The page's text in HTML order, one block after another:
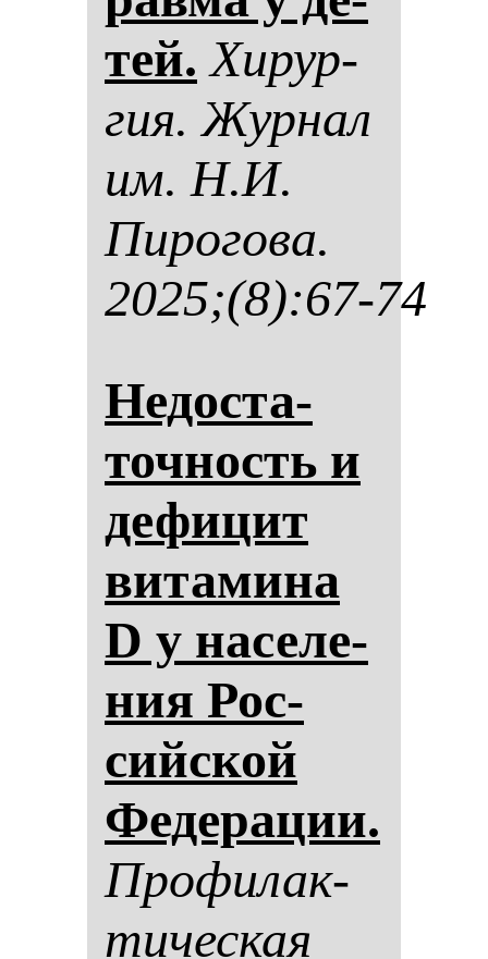
тей. Хи­рур­
гия. Жур­нал
им. Н.И.
Пи­ро­го­ва.
2025;(8):67-74
Не­дос­та­
точ­ность и
де­фи­цит
ви­та­ми­на
D у на­се­ле­
ния Рос­
сий­ской
Фе­де­ра­ции.
Про­фи­лак­
ти­чес­кая